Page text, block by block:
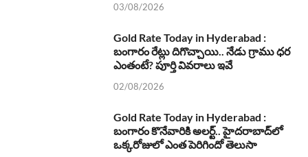
03/08/2026
Gold Rate Today in Hyderabad :
బంగారం రేట్లు దిగొచ్చాయి.. నేడు గ్రాము ధర
ఎంతంటే? పూర్తి వివరాలు ఇవే
02/08/2026
Gold Rate Today in Hyderabad :
బంగారం కొనేవారికి అలర్ట్.. హైదరాబాద్‌లో
ఒక్కరోజులో ఎంత పెరిగిందో తెలుసా